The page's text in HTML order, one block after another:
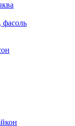
фасоль